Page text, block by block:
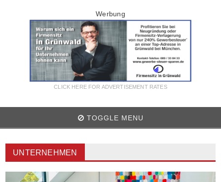
Werbung
CLICK HERE FOR ADVERTISEMENT RATES
TOGGLE MENU
UNTERNEHMEN